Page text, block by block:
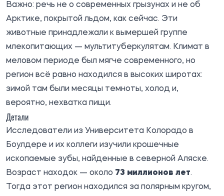
Важно: речь не о современных грызунах и не об
Арктике, покрытой льдом, как сейчас. Эти
животные принадлежали к вымершей группе
млекопитающих — мультитуберкулятам. Климат в
меловом периоде был мягче современного, но
регион всё равно находился в высоких широтах:
зимой там были месяцы темноты, холод и,
вероятно, нехватка пищи.
Детали
Исследователи из Университета Колорадо в
Боулдере и их коллеги изучили крошечные
ископаемые зубы, найденные в северной Аляске.
Возраст находок — около 73 миллионов лет.
Тогда этот регион находился за полярным кругом,